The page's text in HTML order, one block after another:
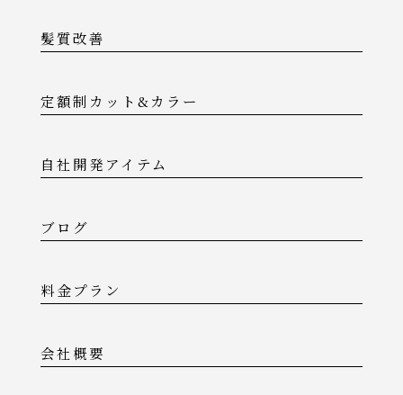
髪質改善
定額制カット&カラー
自社開発アイテム
ブログ
料金プラン
会社概要